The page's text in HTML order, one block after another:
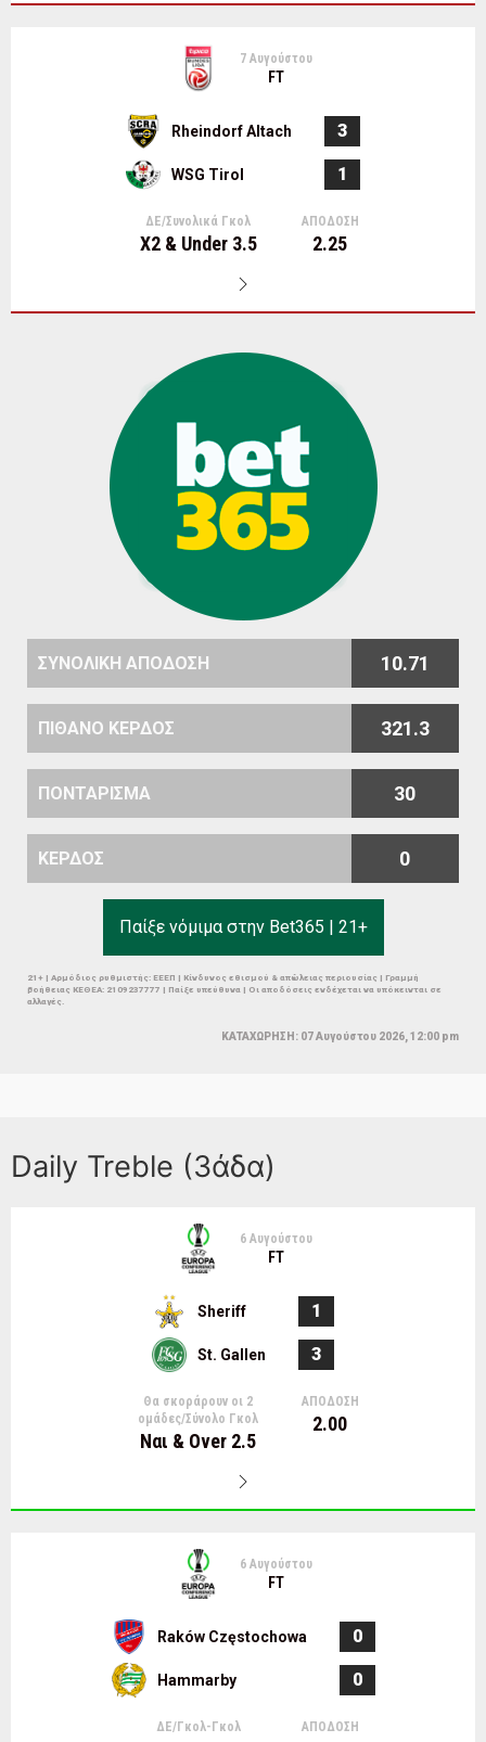
7 Αυγούστου
FT
Rheindorf Altach
WSG Tirol
3
1
ΔΕ/Συνολικά Γκολ
X2 & Under 3.5
ΑΠΟΔΟΣΗ
2.25
ΣΥΝΟΛΙΚΗ ΑΠΟΔΟΣΗ 10.71
ΠΙΘΑΝΟ ΚΕΡΔΟΣ 321.3
ΠΟΝΤΑΡΙΣΜΑ 30
ΚΕΡΔΟΣ 0
Παίξε νόμιμα στην Bet365 | 21+
21+ | Αρμόδιος ρυθμιστής: ΕΕΕΠ | Κίνδυνος εθισμού & απώλειας περιουσίας | Γραμμή
βοήθειας ΚΕΘΕΑ: 2109237777 | Παίξε υπεύθυνα | Οι αποδόσεις ενδέχεται να υπόκεινται σε
αλλαγές.
ΚΑΤΑΧΩΡΗΣΗ: 07 Αυγούστου 2026, 12:00 pm
Daily Treble (3άδα)
6 Αυγούστου
FT
Sheriff
St. Gallen
1
3
Θα σκοράρουν οι 2
ομάδες/Σύνολο Γκολ
Ναι & Over 2.5
ΑΠΟΔΟΣΗ
2.00
6 Αυγούστου
FT
Raków Częstochowa
Hammarby
0
0
ΔΕ/Γκολ-Γκολ ΑΠΟΔΟΣΗ